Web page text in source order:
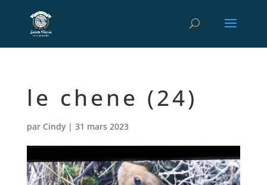
le chene (24)
par Cindy| 31 mars 2023